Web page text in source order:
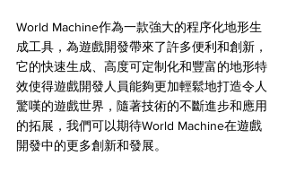
World Machine作為一款強大的程序化地形生
成工具，為遊戲開發帶來了許多便利和創新，
它的快速生成、高度可定制化和豐富的地形特
效使得遊戲開發人員能夠更加輕鬆地打造令人
驚嘆的遊戲世界，隨著技術的不斷進步和應用
的拓展，我們可以期待World Machine在遊戲
開發中的更多創新和發展。